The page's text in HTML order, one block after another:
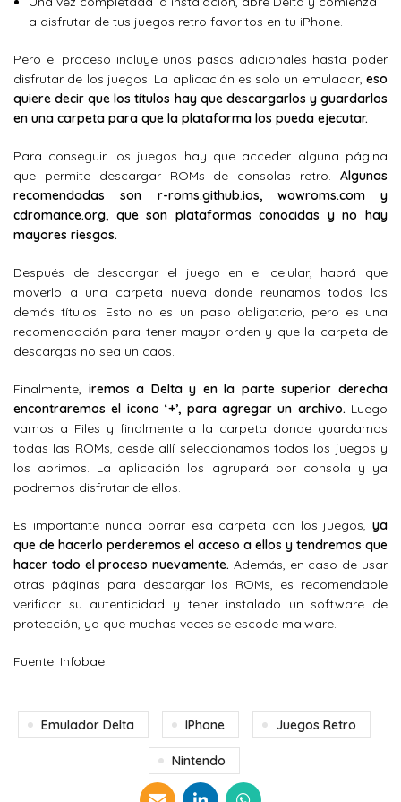
a disfrutar de tus juegos retro favoritos en tu iPhone.
Pero el proceso incluye unos pasos adicionales hasta poder
disfrutar de los juegos. La aplicación es solo un emulador, eso
quiere decir que los títulos hay que descargarlos y guardarlos
en una carpeta para que la plataforma los pueda ejecutar.
Para conseguir los juegos hay que acceder alguna página
que permite descargar ROMs de consolas retro. Algunas
recomendadas son r-roms.github.ios, wowroms.com y
cdromance.org, que son plataformas conocidas y no hay
mayores riesgos.
Después de descargar el juego en el celular, habrá que
moverlo a una carpeta nueva donde reunamos todos los
demás títulos. Esto no es un paso obligatorio, pero es una
recomendación para tener mayor orden y que la carpeta de
descargas no sea un caos.
Finalmente, iremos a Delta y en la parte superior derecha
encontraremos el icono ‘+’, para agregar un archivo. Luego
vamos a Files y finalmente a la carpeta donde guardamos
todas las ROMs, desde allí seleccionamos todos los juegos y
los abrimos. La aplicación los agrupará por consola y ya
podremos disfrutar de ellos.
Es importante nunca borrar esa carpeta con los juegos, ya
que de hacerlo perderemos el acceso a ellos y tendremos que
hacer todo el proceso nuevamente. Además, en caso de usar
otras páginas para descargar los ROMs, es recomendable
verificar su autenticidad y tener instalado un software de
protección, ya que muchas veces se escode malware.
Fuente: Infobae
Emulador Delta IPhone Juegos Retro
Nintendo